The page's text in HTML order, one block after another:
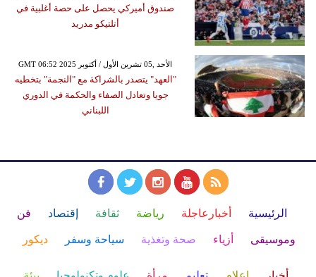
صندوق أميركي يحصل على حصة أغلبية في
أتلتيكو مدريد
GMT 06:52 2025 الأحد ,05 تشرين الأول / أكتوبر
"العهد" يتصدر بالشراكة مع "النجمة" بتخطيه
جويا وتعادل الصفاء والحكمة في الدوري
اللبناني
الرئيسية أخبارعاجلة رياضة ثقافة إقتصاد فن
وموسيقى أزياء صحة وتغذية سياحة وسفر ديكور